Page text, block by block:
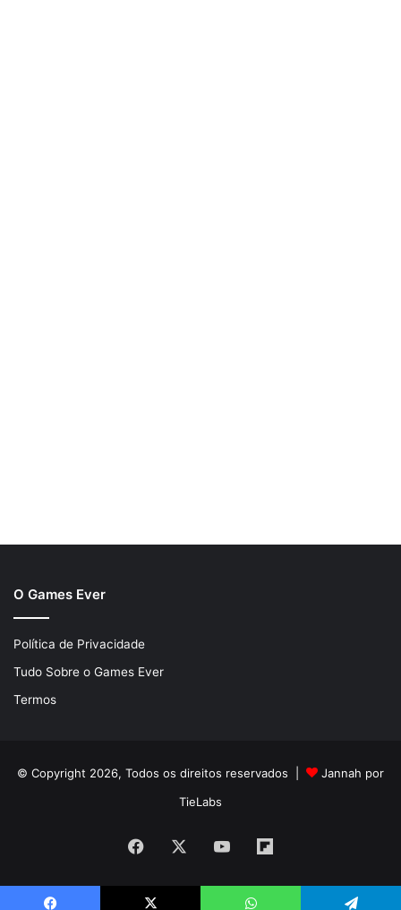
O Games Ever
Política de Privacidade
Tudo Sobre o Games Ever
Termos
© Copyright 2026, Todos os direitos reservados |
Jannah por
TieLabs
Facebook YouTubeFlipboard